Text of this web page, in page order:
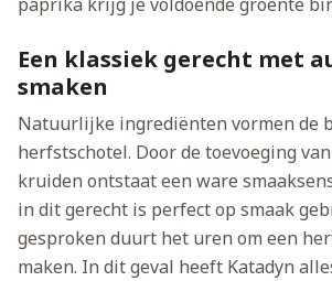
paprika krijg je voldoende groente
Een klassiek gerecht met
smaken
Natuurlijke ingrediënten vormen de
herfstschotel. Door de toevoeging
kruiden ontstaat een ware
in dit gerecht is perfect op smaak
gesproken duurt het uren om een
maken. In dit geval heeft Katadyn